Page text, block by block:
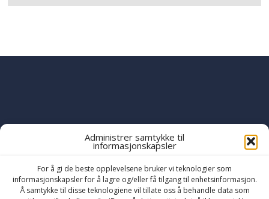
Administrer samtykke til
informasjonskapsler
For å gi de beste opplevelsene bruker vi teknologier som
informasjonskapsler for å lagre og/eller få tilgang til enhetsinformasjon.
Å samtykke til disse teknologiene vil tillate oss å behandle data som
OF MINISTRIES